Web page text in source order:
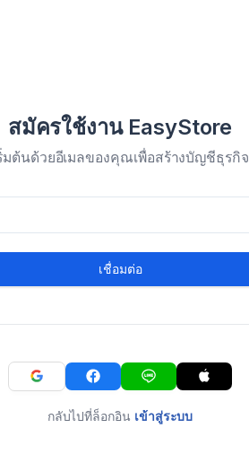
สมัครใช้งาน EasyStore
มต้นด้วยอีเมลของคุณเพื่อสร้างบัญชีธุรกิจ
เชื่อมต่อ
กลับไปที่ล็อกอิน เข้าสู่ระบบ